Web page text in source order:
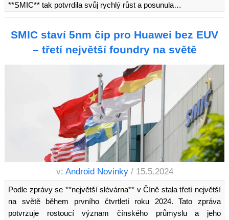
**SMIC** tak potvrdila svůj rychlý růst a posunula…
SMIC staví 5nm čip pro Huawei bez EUV
– třetí největší foundry na světě
v: Android Novinky / 15.5.2024
Podle zprávy se **největší slévárna** v Číně stala třetí největší
na světě během prvního čtvrtletí roku 2024. Tato zpráva
potvrzuje rostoucí význam čínského průmyslu a jeho